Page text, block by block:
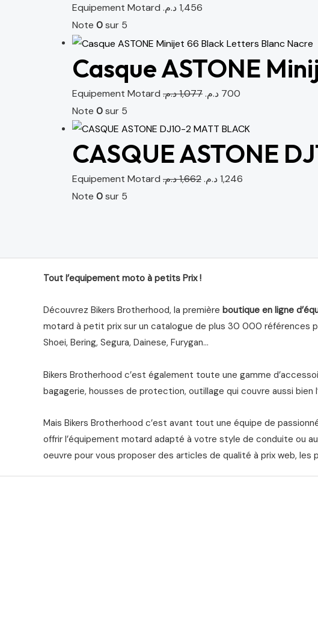
Equipement Motard 1,456د.م.
Note 0sur 5
Casque ASTONE
Equipement Motard 1,077د.م. 700 د.م.
Note 0sur 5
CASQUE ASTONE
Equipement Motard 1,662د.م. 1,246د.م.
Note 0sur 5
Tout l’equipement moto à petits Prix !
Découvrez Bikers Brotherhood, la première boutique en ligne
motard à petit prix sur un catalogue de plus 30 000 références
Shoei, Bering, Segura, Dainese, Furygan…
Bikers Brotherhood c’est également toute une gamme
bagagerie, housses de protection, outillage qui couvre aussi
Mais Bikers Brotherhood c’est avant tout une équipe de
offrir l’équipement motard adapté à votre style de conduite ou
oeuvre pour vous proposer des articles de qualité à prix web, les